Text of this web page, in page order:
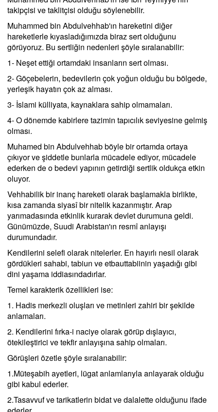
takipçisi ve taklitçisi olduğu söylenebilir.
Muhammed bin Abdulvehhab'ın hareketini diğer
hareketlerle kıyasladığımızda biraz sert olduğunu
görüyoruz. Bu sertliğin nedenleri şöyle sıralanabilir:
1- Neşet ettiği ortamdaki insanların sert olması.
2- Göçebelerin, bedevilerin çok yoğun olduğu bu bölgede,
yerleşik hayatın çok az alması.
3- İslami külliyata, kaynaklara sahip olmamaları.
4- O dönemde kabirlere tazimin tapıcılık seviyesine gelmiş
olması.
Muhamed bin Abdulvehhab böyle bir ortamda ortaya
çıkıyor ve şiddetle bunlarla mücadele ediyor, mücadele
ederken de o bedevi yapının getirdiği sertlik oldukça etkin
oluyor.
Vehhabilik bir inanç hareketi olarak başlamakla birlikte,
kısa zamanda siyasî bir nitelik kazanmıştır. Arap
yarımadasında etkinlik kurarak devlet durumuna geldi.
Günümüzde, Suudi Arabistan'ın resmî anlayışı
durumundadır.
Kendilerini selefi olarak nitelerler. En hayırlı nesil olarak
gördükleri sahabi, tabiun ve etbauttabiinin yaşadığı gibi
dini yaşama iddiasındadırlar.
Temel karakterik özellikleri ise:
1. Hadis merkezli oluşları ve metinleri zahiri bir şekilde
anlamaları.
2. Kendilerini fırka-i naciye olarak görüp dışlayıcı,
ötekileştirici ve tekfir anlayışına sahip olmaları.
Görüşleri özetle şöyle sıralanabilir:
1.Müteşabih ayetleri, lügat anlamlarıyla anlayarak olduğu
gibi kabul ederler.
2.Tasavvuf ve tarikatlerin bidat ve dalalette olduğunu ifade